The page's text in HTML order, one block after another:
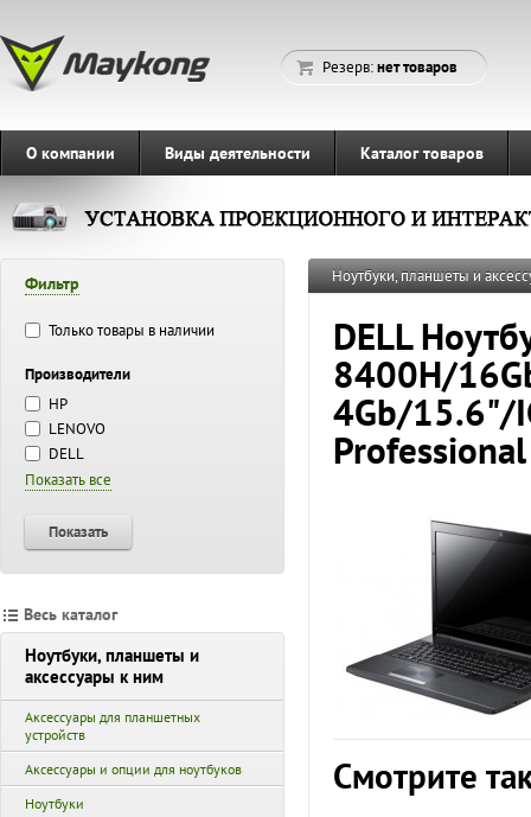
Резерв:нет товаров
О компании Виды деятельности Каталог товаров
Фильтр
Только товары в наличии
Производители
HP
LENOVO
DELL
Показать все
Показать
Весь каталог
Ноутбуки, планшеты и
аксессуары к ним
Аксессуары для планшетных
устройств
Аксессуары и опции для ноутбуков
Ноутбуки
Ноутбуки, планшеты и
DELL
8400H/
4Gb/15.6"/
Смотрите